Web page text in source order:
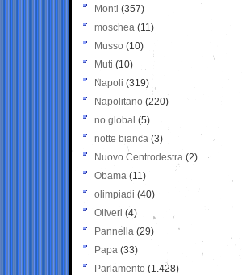
Monti (357)
moschea (11)
Musso (10)
Muti (10)
Napoli (319)
Napolitano (220)
no global (5)
notte bianca (3)
Nuovo Centrodestra (2)
Obama (11)
olimpiadi (40)
Oliveri (4)
Pannella (29)
Papa (33)
Parlamento (1.428)